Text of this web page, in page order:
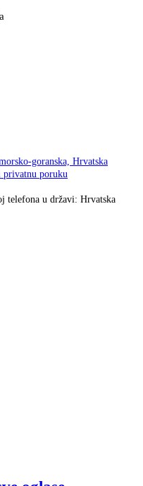
goranska, Hrvatska
privatnu poruku
telefona u državi: Hrvatska